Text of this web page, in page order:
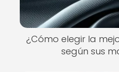
¿Cómo elegir la
según sus